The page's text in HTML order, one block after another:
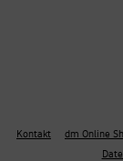
Kontakt dm Online